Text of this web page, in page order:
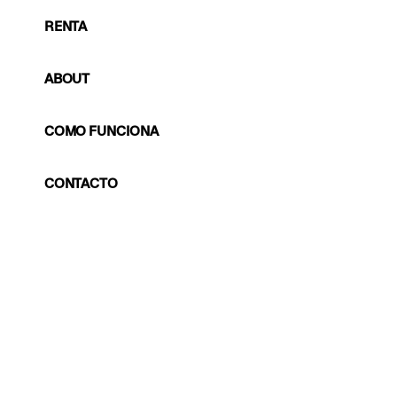
RENTA
ABOUT
COMO FUNCIONA
CONTACTO